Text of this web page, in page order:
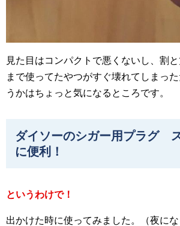
見た目はコンパクトで悪くないし、割
まで使ってたやつがすぐ壊れてしまっ
うかはちょっと気になるところです。
ダイソーのシガー用プラグ
に便利！
というわけで！
出かけた時に使ってみました。（夜に